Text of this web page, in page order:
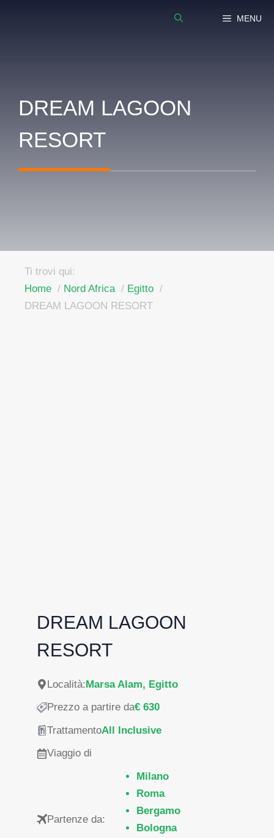
MENU
DREAM LAGOON
RESORT
Ti trovi qui:
Home
Nord Africa
Egitto
DREAM LAGOON RESORT
DREAM LAGOON
RESORT
Località:Marsa Alam, Egitto
Prezzo a partire da€ 630
TrattamentoAll Inclusive
Viaggio di
Partenze da:
Milano
Roma
Bergamo
Bologna